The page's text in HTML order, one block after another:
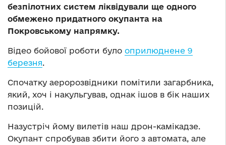
безпілотних систем ліквідували ще одного
обмежено придатного окупанта на
Покровському напрямку.
Відео бойової роботи було оприлюднене 9
березня.
Спочатку аеророзвідники помітили загарбника,
який, хоч і накульгував, однак ішов в бік наших
позицій.
Назустріч йому вилетів наш дрон-камікадзе.
Окупант спробував збити його з автомата, але